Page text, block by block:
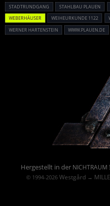
STADTRUNDGANG
STAHLBAU PLAUEN
WEBERHÄUSER
WEIHEURKUNDE 1122
WERNER HARTENSTEIN
WWW.PLAUEN.DE
Hergestellt in der
© 1994-2026 Westgård→